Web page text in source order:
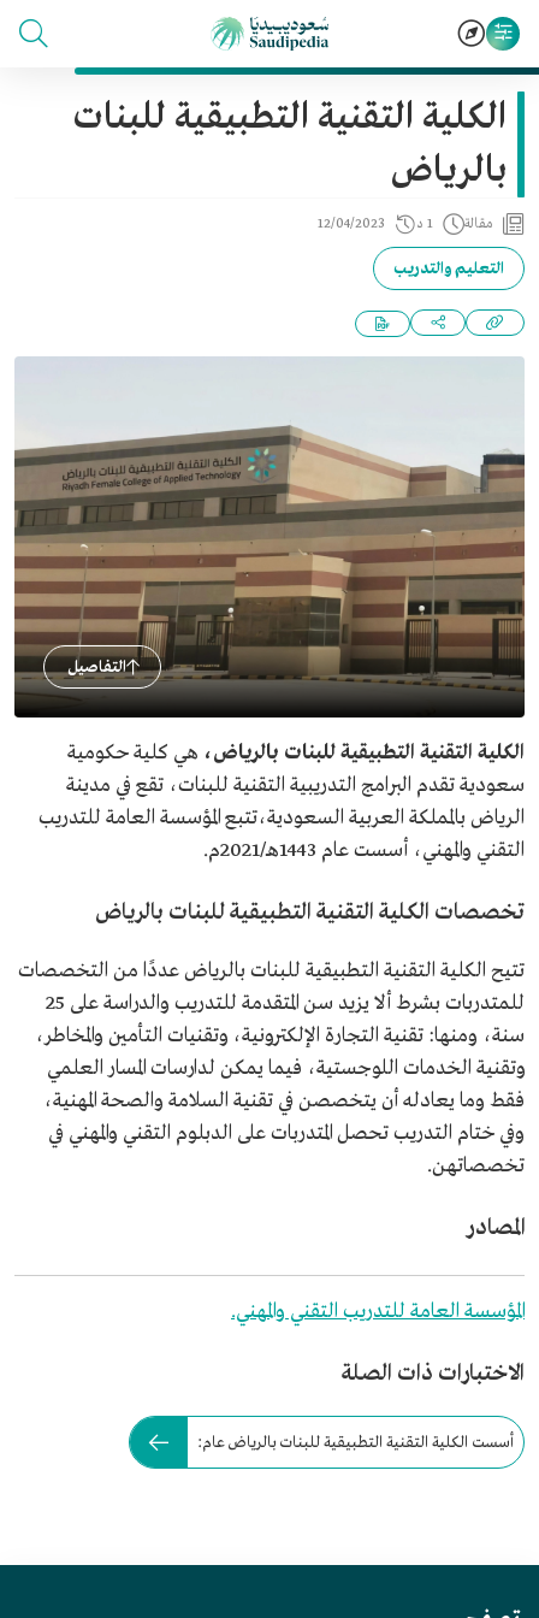
الكلية التقنية التطبيقية للبنات
بالرياض
مقالة 1 د 12/04/2023
التعليم والتدريب
التفاصيل
الكلية التقنية التطبيقية للبنات بالرياض، هي كلية حكومية
سعودية تقدم البرامج التدريبية التقنية للبنات، تقع في مدينة
الرياض بالمملكة العربية السعودية،تتبع المؤسسة العامة للتدريب
التقني والمهني، أسست عام 1443هـ/2021م.
تخصصات الكلية التقنية التطبيقية للبنات بالرياض
تتيح الكلية التقنية التطبيقية للبنات بالرياض عددًا من التخصصات
للمتدربات بشرط ألا يزيد سن المتقدمة للتدريب والدراسة على 25
سنة، ومنها: تقنية التجارة الإلكترونية، وتقنيات التأمين والمخاطر،
وتقنية الخدمات اللوجستية، فيما يمكن لدارسات المسار العلمي
فقط وما يعادله أن يتخصصن في تقنية السلامة والصحة المهنية،
وفي ختام التدريب تحصل المتدربات على الدبلوم التقني والمهني في
تخصصاتهن.
المصادر
المؤسسة العامة للتدريب التقني والمهني.
الاختبارات ذات الصلة
أسست الكلية التقنية التطبيقية للبنات بالرياض عام: